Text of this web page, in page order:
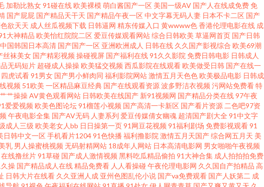
片 午夜福利导航网站 51国产视频在线 91网站在线入口 变态另类在线观看 福利社八
欧美 大香蕉伊综 殴美性生话 午夜性爱av 91内操 超碰自拍网站 国产精品第十页 另类
费 亚洲伊人网站 91探花网址在线 97色色网址 人人妻人人肏 五月天黄色视频 欧美色
坛 日韩影院五区 51免费在线视频 97午夜剧场 成人伊人丫视频 后入妹妹 另类综合变
合操网 超碰碰影院 国语对白蜜臀 久久这里有精品 成人伊人大香蕉 玖玖资源总站 玖
16p 97超碰成人在线 国产天天干在线 美女瑟瑟视频 日本色直播 午夜璐璐影院 四虎影
交大片 色色四区 综合色图 99碰碰视频 国产1区综合情色 欧美激情论坛 天天干天天干
香蕉伊人在钱 男同看片 四虎性爱aV 91吃瓜国产视频 超碰97在线人人 久草老司机在
加勒比熟女91碰在线欧美裸模萌白酱国产一区 美国一级AV 国产人在线成免费免
国产屁屁 国产精品天干天 国产精品午夜一区中文字幕无码人妻 日本不卡二区 国产
欲天天 成人丝瓜视频下载 日韩逼网 精东传媒入口 黄wwww色香港伦理电影在线 成
大神精品 欧美怡红院院二区 爱豆传媒观看网站综合日韩欧美 草逼网首页 国产日韩
中国韩国日本高清 国产国产一区 亚洲欧洲成人 日韩在线 久久国产影视综合 欧美69潮
丝袜美女 国产精彩视频 操碰视屏 国产福利在线91久久影院 免费日韩电影 日韩成人
无码短片 超碰成人操操欧美猛交视频 西瓜影院在线观看欧美做受日韩 国产在线一
四虎试看91男女 国产男小鲜肉同 福利影院网站激情五月天色色欧美极品电影 日韩成
视频 51欧美 一区精品麻豆经典 国产在线观看资源波多野洁衣视频 污网站免费看特
艹艹操操AV黄色观看网站 日韩欧美在线国产 新91视频网 国产精品分类在线97午夜
爱爱视频 欧美色图论坛91榴莲小视频 国产高清一卡新区 国产看片资源 二色吧97资
午夜电影全集 国产AV无码 人妻系列 爱豆传媒倩女幽魂 超清国产剧大全 91中文字
成人三级 欧美老女人bb 日日操第一页91网豆花视频 91福利剧场 免费影视观看91
日韩中文一区手机看片120491色快播 福利撸影院 激情五月天国产综合网五月天 美
乳 男人操蜜桃视频 无码射精网站 18成年人网站 日本高清电影网 男女啪啪午夜视频
在线撸丝片91草碰 国产成人激情视频 黑料吃瓜精品偷拍 91大神合集 成人拍拍拍免费
操 国产精品成人在线精品免费看 人人看操碰 午夜伦理电影网 久久国自产拍精品 高
日韩大片在线看 久久亚洲人成 亚州色图乱伦小说 国产va免费观看 国产人妖第二 成